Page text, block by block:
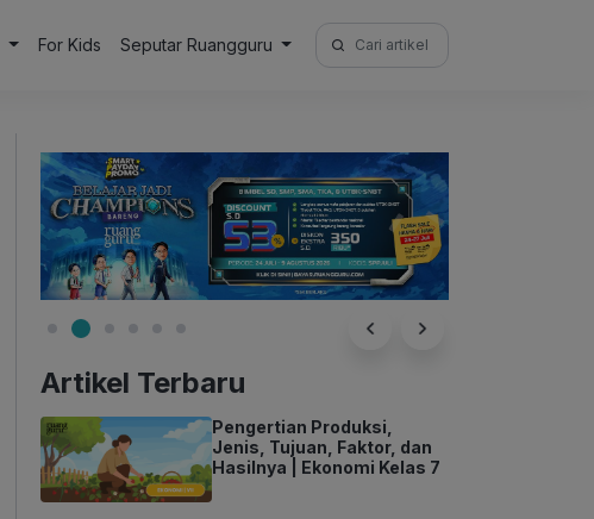
For Kids Seputar Ruangguru
Search
for:
Artikel Terbaru
Pengertian Produksi,
Jenis, Tujuan, Faktor, dan
Hasilnya | Ekonomi Kelas 7